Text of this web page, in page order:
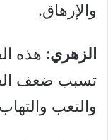
والإرهاق.
الزهري: هذه
تسبب ضعف
والتعب